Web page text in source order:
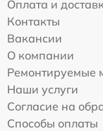
Оплата и
Контакты
Вакансии
О компании
Ремонтируемые
Наши услуги
Согласие на
Способы оплаты